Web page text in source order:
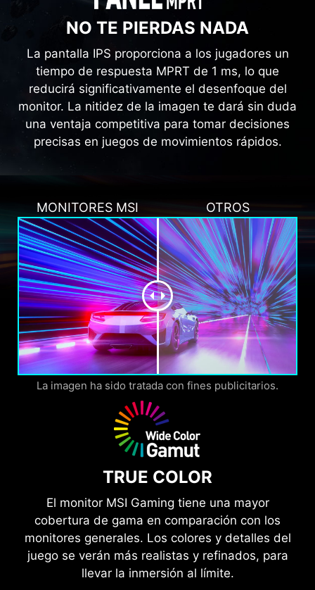
NO TE PIERDAS NADA
La pantalla IPS proporciona a los jugadores un
tiempo de respuesta MPRT de 1 ms, lo que
reducirá significativamente el desenfoque del
monitor. La nitidez de la imagen te dará sin duda
una ventaja competitiva para tomar decisiones
precisas en juegos de movimientos rápidos.
MONITORES MSI OTROS
La imagen ha sido tratada con fines publicitarios.
TRUE COLOR
El monitor MSI Gaming tiene una mayor
cobertura de gama en comparación con los
monitores generales. Los colores y detalles del
juego se verán más realistas y refinados, para
llevar la inmersión al límite.